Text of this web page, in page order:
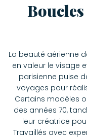
La beauté aérienne
en valeur le visage
parisienne puise
voyages pour
Certains modèles
des années 70,
leur créatrice
Travaillés avec